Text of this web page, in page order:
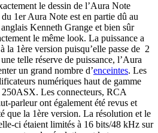
le dessin de l’Aura Note
1er Aura Note est en partie dû au
Kenneth Grange et bien sûr
le même look. La puissance a
la 1ère version puisqu’elle passe de 2
telle réserve de puissance, l’Aura
un grand nombre d’enceintes. Les
numériques haut de gamme
Les connecteurs, RCA
parleur ont également été revus et
que la 1ère version. La résolution et le
ci étaient limités à 16 bits/48 kHz sur